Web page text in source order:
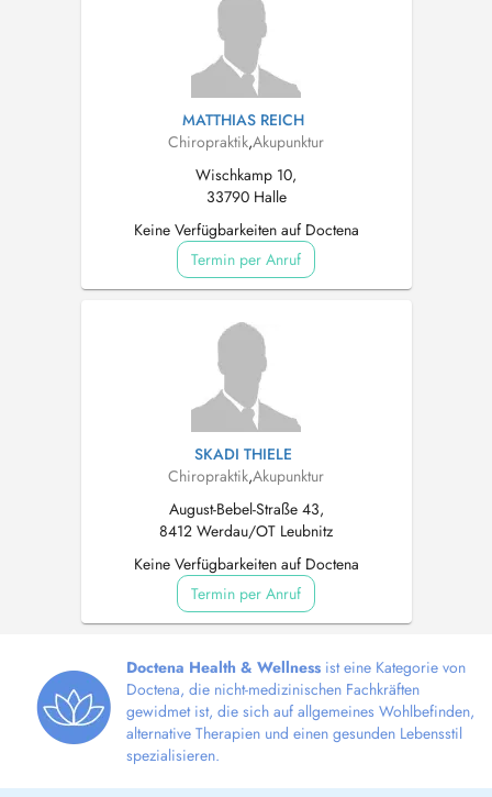
MATTHIAS REICH
Chiropraktik,Akupunktur
Wischkamp 10,
33790 Halle
Keine Verfügbarkeiten auf Doctena
Termin per Anruf
SKADI THIELE
Chiropraktik,Akupunktur
August-Bebel-Straße 43,
8412 Werdau/OT Leubnitz
Keine Verfügbarkeiten auf Doctena
Termin per Anruf
Doctena Health & Wellness ist eine Kategorie von
Doctena, die nicht-medizinischen Fachkräften
gewidmet ist, die sich auf allgemeines Wohlbefinden,
alternative Therapien und einen gesunden Lebensstil
spezialisieren.